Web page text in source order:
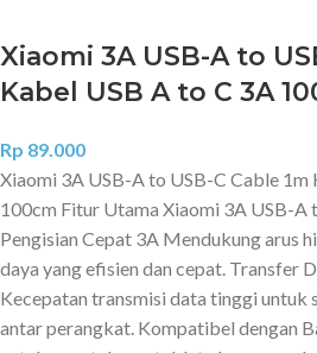
Xiaomi 3A USB-A to
Kabel USB A to C 3A
Rp 89.000
Xiaomi 3A USB-A to USB-C Cable 1m
100cm Fitur Utama Xiaomi 3A USB-A
Pengisian Cepat 3A Mendukung arus
daya yang efisien dan cepat. Transfer
Kecepatan transmisi data tinggi untuk
antar perangkat. Kompatibel dengan